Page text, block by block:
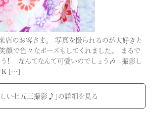
店のお客さま。 写真を撮られるのが大好きと
顔で色々なポーズもしてくれました。 まるで
う！ なんてなんて可愛いのでしょう🎶 撮影し
K […]
しい七五三撮影♪」の詳細を見る